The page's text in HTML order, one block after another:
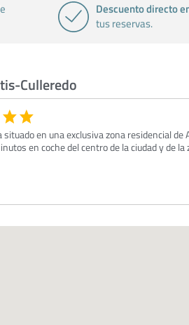
Descuento directo
tus reservas.
Culleredo
en una exclusiva zona residencial de
en coche del centro de la ciudad y de la